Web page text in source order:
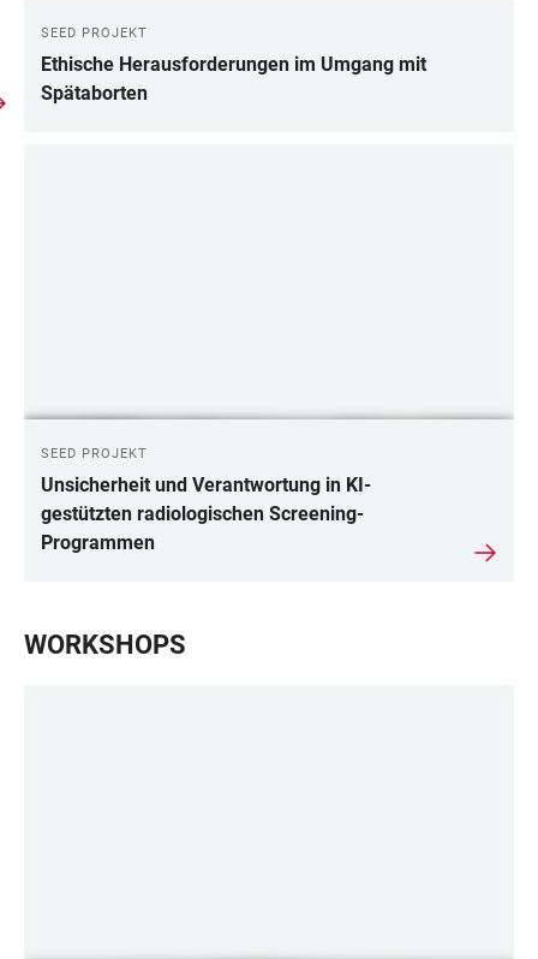
SEED PROJEKT
Ethische Herausforderungen im Umgang mit
Spätaborten
SEED PROJEKT
Unsicherheit und Verantwortung in KI-
gestützten radiologischen Screening-
Programmen
WORKSHOPS